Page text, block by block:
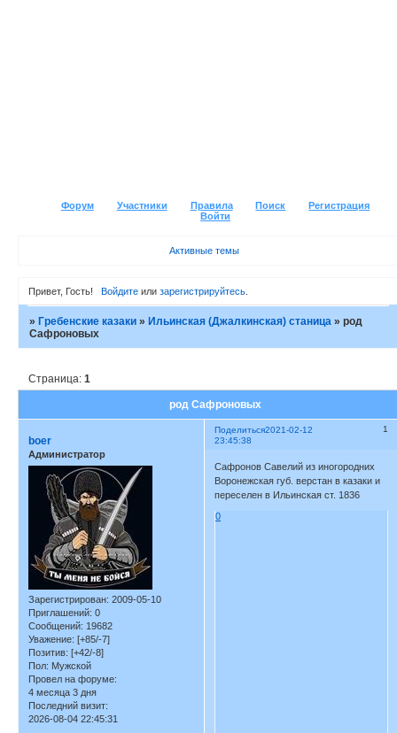
Форум Участники Правила Поиск
Регистрация
Войти
Активные темы
Привет, Гость! Войдитеили зарегистрируйтесь.
»Гребенские казаки »Ильинская (Джалкинская) станица »род
Сафроновых
род Сафроновых
Страница:1
Поделиться 1
2021-02-12
23:45:38
boer
Администратор
Зарегистрирован: 2009-05-10
Приглашений: 0
Сообщений: 19682
Уважение: [+85/-7]
Позитив: [+42/-8]
Пол: Мужской
Провел на форуме:
4 месяца 3 дня
Последний визит:
2026-08-04 22:45:31
Сафронов Савелий из иногородних
Воронежская губ. верстан в казаки и
переселен в Ильинская ст. 1836
0